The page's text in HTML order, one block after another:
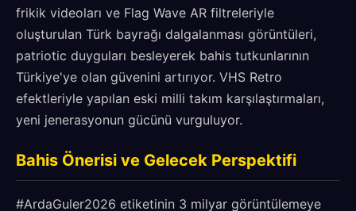
frikik videoları ve Flag Wave AR filtreleriyle
oluşturulan Türk bayrağı dalgalanması görüntüleri,
patriotic duyguları besleyerek bahis tutkunlarının
Türkiye'ye olan güvenini artırıyor. VHS Retro
efektleriyle yapılan eski milli takım karşılaştırmaları,
yeni jenerasyonun gücünü vurguluyor.
Bahis Önerisi ve Gelecek Perspektifi
#ArdaGuler2026 etiketinin 3 milyar görüntülemeye